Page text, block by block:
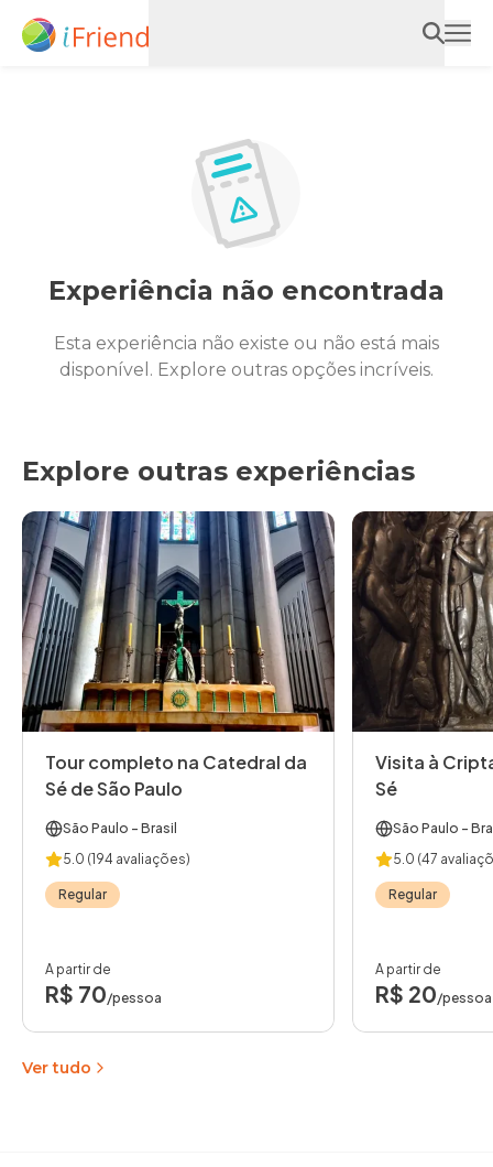
Experiência não encontrada
Esta experiência não existe ou não está mais
disponível. Explore outras opções incríveis.
Explore outras experiências
Tour completo na Catedral da
Sé de São Paulo
São Paulo - Brasil
5.0 (194 avaliações)
Regular
A partir de
R$ 70/pessoa
Visita à
Sé
São Paulo -
5.0 (47
Regular
A partir de
R$ 20/pessoa
Ver tudo